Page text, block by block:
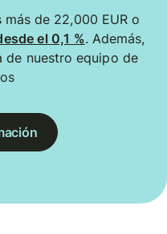
de 22,000 EUR o
el 0,1 %. Además,
de nuestro equipo de